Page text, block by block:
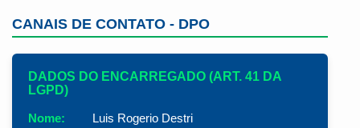
CANAIS DE CONTATO - DPO
DADOS DO ENCARREGADO (ART. 41 DA
LGPD)
Nome:
Luis Rogerio Destri